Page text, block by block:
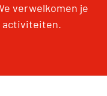
verwelkomen je
activiteiten.